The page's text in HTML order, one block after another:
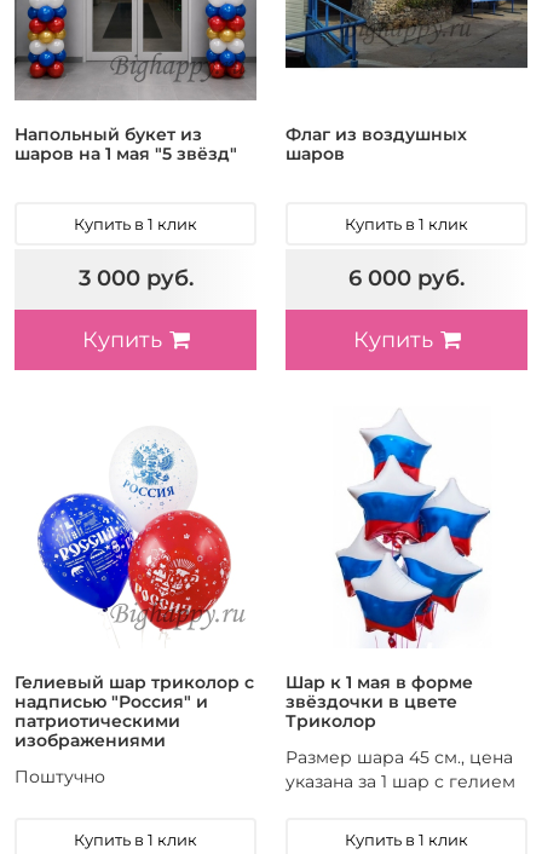
Напольный букет из
шаров на 1 мая "5 звёзд"
Купить в 1 клик
3 000 руб.
Купить
Флаг из воздушных
шаров
Купить в 1 клик
6 000 руб.
Купить
Гелиевый шар триколор c
надписью "Россия" и
патриотическими
изображениями
Поштучно
Купить в 1 клик
Шар к 1 мая в форме
звёздочки в цвете
Триколор
Размер шара 45 см., цена
указана за 1 шар с гелием
Купить в 1 клик